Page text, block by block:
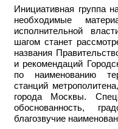
Инициативная группа
необходимые
исполнительной
шагом станет
названия
и рекомендаций
по наименованию
станций
города Москвы.
обоснованность,
благозвучие